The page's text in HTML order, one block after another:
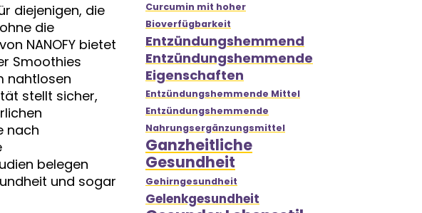
diejenigen, die
die
NANOFY bietet
Smoothies
nahtlosen
stellt sicher,
nach
belegen
und sogar
Curcumin mit hoher
Bioverfügbarkeit
Entzündungshemmend
Entzündungshemmende
Eigenschaften
Entzündungshemmende Mittel
Entzündungshemmende
Nahrungsergänzungsmittel
Ganzheitliche
Gesundheit
Gehirngesundheit
Gelenkgesundheit